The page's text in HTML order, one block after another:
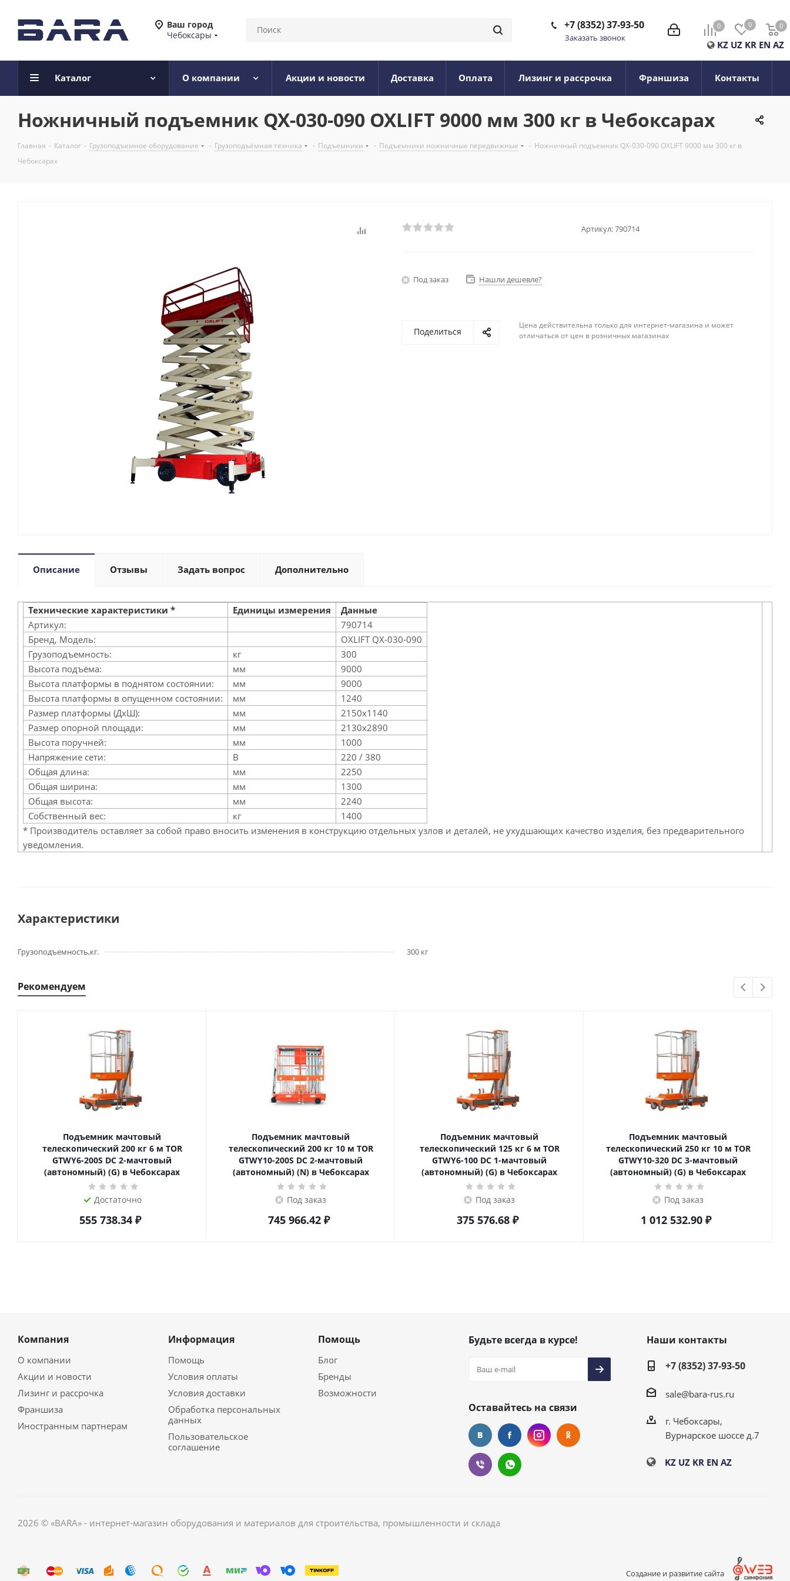
Ваш город
Чебоксары
0 0 0
0
KZ UZ KR EN AZ
+7 (8352) 37-93-50
Заказать звонок
Каталог О компании Акции и новости Доставка Оплата Лизинг и рассрочка Франшиза Контакты
Ножничный подъемник QX-030-090 OXLIFT 9000 мм 300 кг в Чебоксарах
Главная - Каталог - Грузоподъемное оборудование - Грузоподъёмная техника - Подъемники - Подъемники ножничные передвижные - Ножничный подъемник QX-030-090 OXLIFT 9000 мм 300 кг в
Чебоксарах
Артикул:790714
Под заказ Нашли дешевле?
Поделиться
Цена действительна только для интернет-магазина и может
отличаться от цен в розничных магазинах
Описание Отзывы Задать вопрос Дополнительно
Технические характеристики * Единицы измерения
Данные
Артикул:
790714
Бренд, Модель:
OXLIFT QX-030-090
Грузоподъемность:
кг
300
Высота подъёма:
мм
9000
Высота платформы в поднятом состоянии:
мм
9000
Высота платформы в опущенном состоянии:
мм
1240
Размер платформы (ДхШ):
мм
2150x1140
Размер опорной площади:
мм
2130x2890
Высота поручней:
мм
1000
Напряжение сети:
В
220 / 380
Общая длина:
мм
2250
Общая ширина:
мм
1300
Общая высота:
мм
2240
Собственный вес:
кг
1400
* Производитель оставляет за собой право вносить изменения в конструкцию отдельных узлов и деталей, не ухудшающих качество изделия, без предварительного
уведомления.
Характеристики
Грузоподъемность,кг. 300 кг
Рекомендуем
Подъемник мачтовый
телескопический 200 кг 6 м TOR
GTWY6-200S DC 2-мачтовый
(автономный) (G) в Чебоксарах
Достаточно
555 738.34₽
Подъемник мачтовый
телескопический 200 кг 10 м TOR
GTWY10-200S DC 2-мачтовый
(автономный) (N) в Чебоксарах
Под заказ
745 966.42₽
Подъемник мачтовый
телескопический 125 кг 6 м TOR
GTWY6-100 DC 1-мачтовый
(автономный) (G) в Чебоксарах
Под заказ
375 576.68₽
Подъемник мачтовый
телескопический 250 кг 10 м TOR
GTWY10-320 DC 3-мачтовый
(автономный) (G) в Чебоксарах
Под заказ
1 012 532.90 ₽
Компания
О компании
Акции и новости
Лизинг и рассрочка
Франшиза
Иностранным партнерам
Информация
Помощь
Условия оплаты
Условия доставки
Обработка персональных
данных
Пользовательское
соглашение
Помощь
Блог
Бренды
Возможности
Будьте всегда в курсе!
Оставайтесь на связи
Наши контакты
+7 (8352) 37-93-50
sale@bara-rus.ru
г. Чебоксары,
Вурнарское шоссе д.7
KZ UZ KR EN AZ
2026 © «BARA» - интернет-магазин оборудования и материалов для строительства, промышленности и склада
Создание и развитие сайта